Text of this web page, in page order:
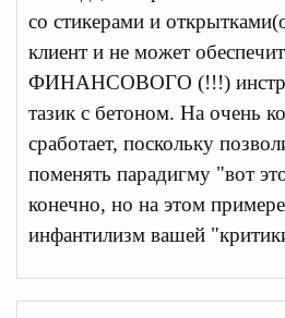
со стикерами и
клиент и не может
ФИНАНСОВОГО (!!!)
тазик с бетоном. На очень
сработает, поскольку
поменять парадигму "вот
конечно, но на этом
инфантилизм вашей